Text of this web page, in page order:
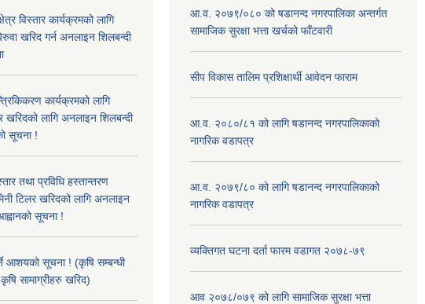
विस्तार कार्यक्रमको लागि
खरिद गर्न अनलाइन शिलबन्दी
कार्यक्रमको लागि
लागि अनलाइन शिलबन्दी
सूचना !
तथा प्रविधि हस्तान्तरण
टिलर खरिदको लागि अनलाइन
सूचना !
आशयको सूचना ! (कृषि सम्बन्धी
सामाग्रीहरु खरिद)
आ.व. २०७९/०८० को षडानन्द नगरपालिका अन्तर्गत
सामाजिक सुरक्षा भत्ता खर्चको फाँटवारी
सीप विकास तालिम प्रशिक्षार्थी आवेदन फाराम
आ.व. २०८०/८१ को लागि षडानन्द नगरपालिकाको
नागरिक वडापत्र
आ.व. २०७९/८० को लागि षडानन्द नगरपालिकाको
नागरिक वडापत्र
व्यक्तिगत घटना दर्ता फारम वडागत २०७८-७९
आव २०७८/०७९ को लागि सामाजिक सुरक्षा भत्ता